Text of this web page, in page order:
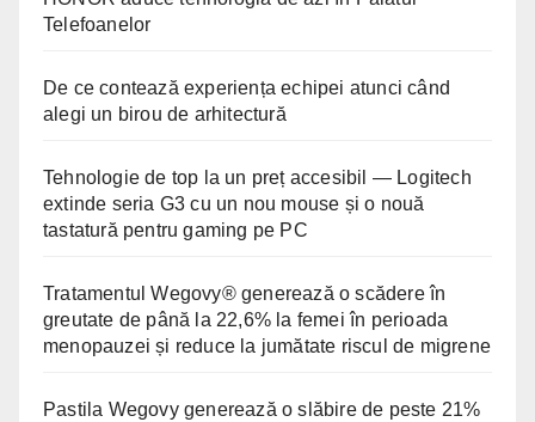
Telefoanelor
De ce contează experiența echipei atunci când
alegi un birou de arhitectură
Tehnologie de top la un preț accesibil — Logitech
extinde seria G3 cu un nou mouse și o nouă
tastatură pentru gaming pe PC
Tratamentul Wegovy® generează o scădere în
greutate de până la 22,6% la femei în perioada
menopauzei și reduce la jumătate riscul de migrene
Pastila Wegovy generează o slăbire de peste 21%